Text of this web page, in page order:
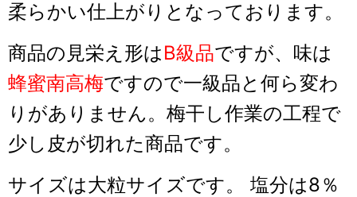
柔らかい仕上がりとなっております。
商品の見栄え形はB級品ですが、味は
蜂蜜南高梅ですので一級品と何ら変わ
りがありません。梅干し作業の工程で
少し皮が切れた商品です。
サイズは大粒サイズです。 塩分は8％